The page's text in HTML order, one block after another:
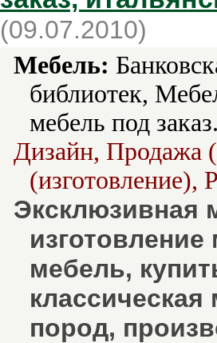
(09.07.2010)
Мебель:
библиотек,
мебель под
Дизайн, Продажа
(изготовление),
Эксклюзивная
изготовление
мебель,
пород,